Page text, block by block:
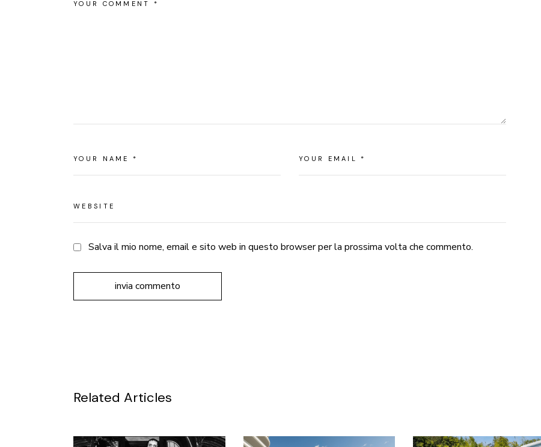
Salva il mio nome, email e sito web in questo browser per la prossima volta che commento.
invia commento
Related Articles